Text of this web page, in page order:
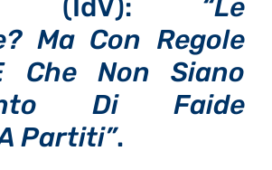
(IdV): “Le
Ma Con Regole
Che Non Siano
Di Faide
Partiti”.